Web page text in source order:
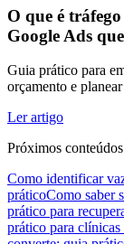
O que é
Google Ads
Guia prático para
orçamento e
Ler artigo
Próximos conteúdos
Como identificar
práticoComo saber
prático para
prático para clínicas